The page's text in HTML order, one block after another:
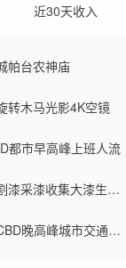
近30天收入
帕台农神庙
转木马光影4K空镜
都市早高峰上班人流
漆农漆树下割漆采漆收集大漆生漆过程
北京东三环CBD晚高峰城市交通堵车